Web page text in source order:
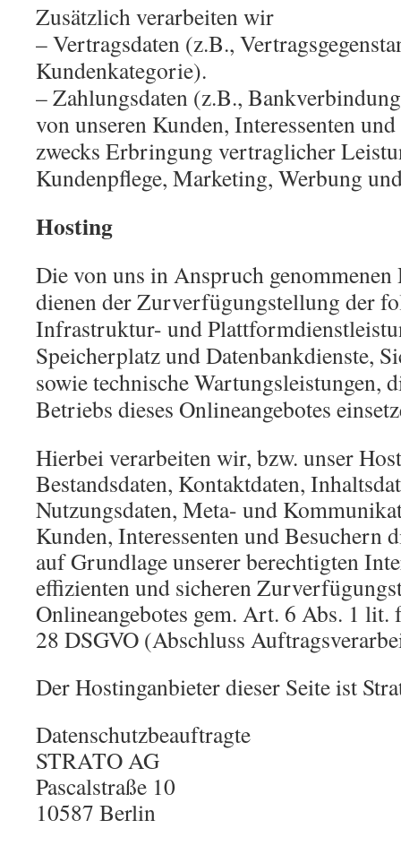
Zusätzlich verarbeiten wir
– Vertragsdaten (z.B.,
Kundenkategorie).
– Zahlungsdaten (z.B.,
von unseren Kunden, Interessenten
zwecks Erbringung vertraglicher
Kundenpflege, Marketing, Werbung
Hosting
Die von uns in Anspruch
dienen der Zurverfügungstellung der
Infrastruktur- und
Speicherplatz und Datenbankdienste,
sowie technische Wartungsleistungen,
Betriebs dieses Onlineangebotes
Hierbei verarbeiten wir, bzw. unser
Bestandsdaten, Kontaktdaten,
Nutzungsdaten, Meta- und
Kunden, Interessenten und Besuchern
auf Grundlage unserer berechtigten
effizienten und sicheren
Onlineangebotes gem. Art. 6 Abs. 1
28 DSGVO (Abschluss
Der Hostinganbieter dieser Seite ist
Datenschutzbeauftragte
STRATO AG
Pascalstraße 10
10587 Berlin